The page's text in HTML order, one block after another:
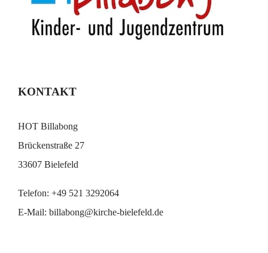
KONTAKT
HOT Billabong
Brückenstraße 27
33607 Bielefeld
Telefon: +49 521 3292064
E-Mail: billabong@kirche-bielefeld.de